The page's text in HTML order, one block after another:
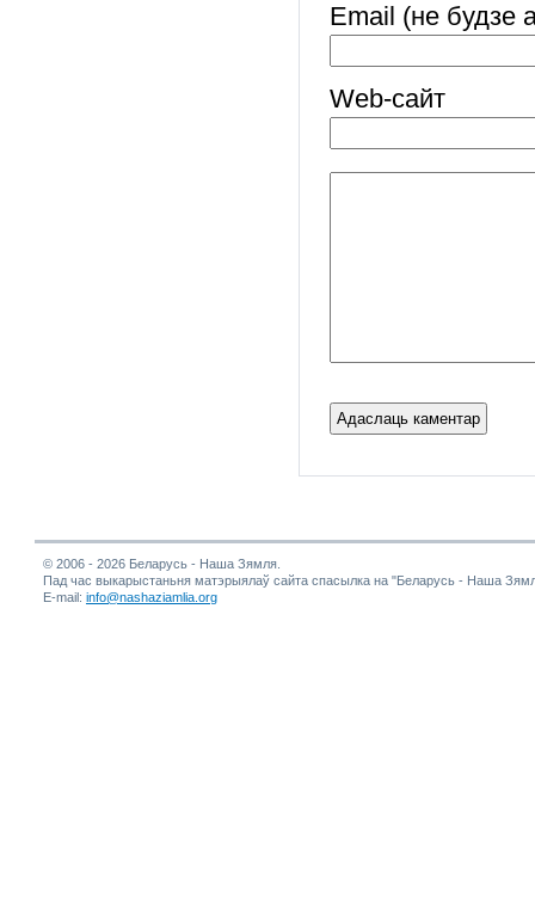
Email (не будзе
Web-cайт
© 2006 - 2026 Беларусь - Наша Зямля.
Пад час выкарыстаньня матэрыялаў сайта спасылка на "Беларусь - Наша
E-mail: info@nashaziamlia.org